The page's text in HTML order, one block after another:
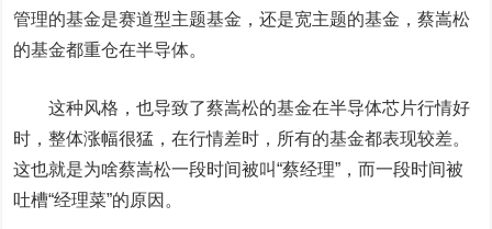
管理的基金是赛道型主题基金，还是宽主题的基金，蔡嵩松
的基金都重仓在半导体。
这种风格，也导致了蔡嵩松的基金在半导体芯片行情好
时，整体涨幅很猛，在行情差时，所有的基金都表现较差。
这也就是为啥蔡嵩松一段时间被叫“蔡经理”，而一段时间被
吐槽“经理菜”的原因。